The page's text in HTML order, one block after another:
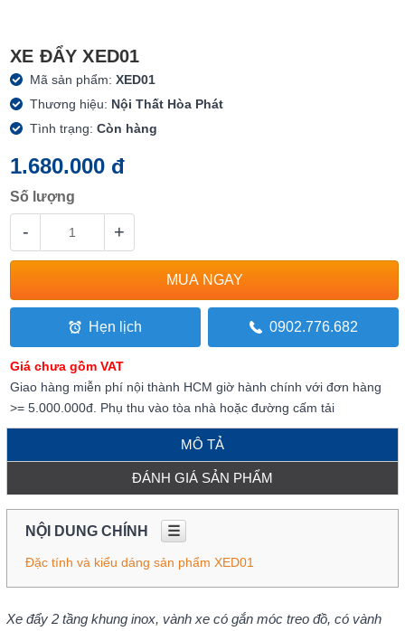
XE ĐẨY XED01
Mã sản phẩm:XED01
Thương hiệu: Nội Thất Hòa Phát
Tình trạng:Còn hàng
1.680.000 đ
Số lượng
- +
Hẹn lịch 0902.776.682
Giá chưa gồm VAT
Giao hàng miễn phí nội thành HCM giờ hành chính với đơn hàng
>= 5.000.000đ. Phụ thu vào tòa nhà hoặc đường cấm tải
MÔ TẢ
ĐÁNH GIÁ SẢN PHẨM
NỘI DUNG CHÍNH ☰
Đặc tính và kiểu dáng sản phẩm XED01
Xe đẩy 2 tầng khung inox, vành xe có gắn móc treo đồ, có vành